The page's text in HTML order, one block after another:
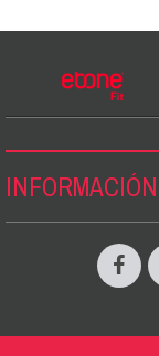
INFORMACIÓN